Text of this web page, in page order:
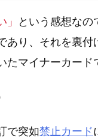
」
という感想なの
あり、それを裏付
マイナーカード
で突如禁止カード